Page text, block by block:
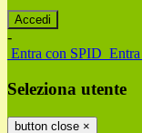
-
Entra con SPID
Seleziona utente
button close ×